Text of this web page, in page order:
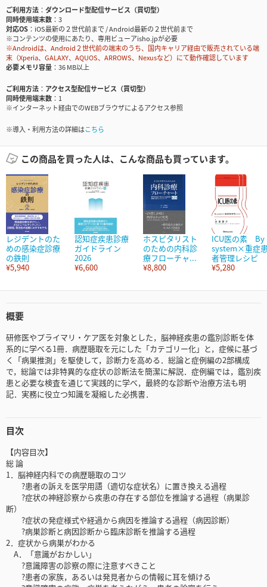
ご利用方法
ダウンロード型配信サービス（買切型）
同時使用端末数
3
対応OS
iOS最新の２世代前まで / Android最新の２世代前まで
※コンテンツの使用にあたり、専用ビューアisho.jpが必要
※Androidは、Android２世代前の端末のうち、国内キャリア経由で販売されている端
末（Xperia、GALAXY、AQUOS、ARROWS、Nexusなど）にて動作確認しています
必要メモリ容量
36 MB以上
ご利用方法
アクセス型配信サービス（買切型）
同時使用端末数
1
※インターネット経由でのWEBブラウザによるアクセス参照
※導入・利用方法の詳細はこちら
この商品を買った人は、こんな商品も買っています。
レジデントのた
めの感染症診療
の鉄則
¥5,940
認知症疾患診療
ガイドライン
2026
¥6,600
ホスピタリスト
のための内科診
療フローチャ...
¥8,800
ICU医の素 By
system×重症
者管理レシピ
¥5,280
概要
研修医やプライマリ・ケア医を対象とした，脳神経疾患の鑑別診断を体
系的に学べる1冊．病歴聴取を元にした「カテゴリー化」と，症候に基づ
く「病巣推測」を駆使して，診断力を高める．総論と症例編の2部構成
で，総論では非特異的な症状の診断法を簡潔に解説．症例編では，鑑別疾
患と必要な検査を通じて実践的に学べ，最終的な診断や治療方法も明
記．実務に役立つ知識を凝縮した必携書．
目次
【内容目次】
総 論
1．脳神経内科での病歴聴取のコツ
?患者の訴えを医学用語（適切な症状名）に置き換える過程
?症状の神経診察から疾患の存在する部位を推論する過程（病巣診
断）
?症状の発症様式や経過から病因を推論する過程（病因診断）
?病巣診断と病因診断から臨床診断を推論する過程
2．症状から病巣がわかる
A．「意識がおかしい」
?意識障害の診察の際に注意すべきこと
?患者の家族，あるいは発見者からの情報に耳を傾ける